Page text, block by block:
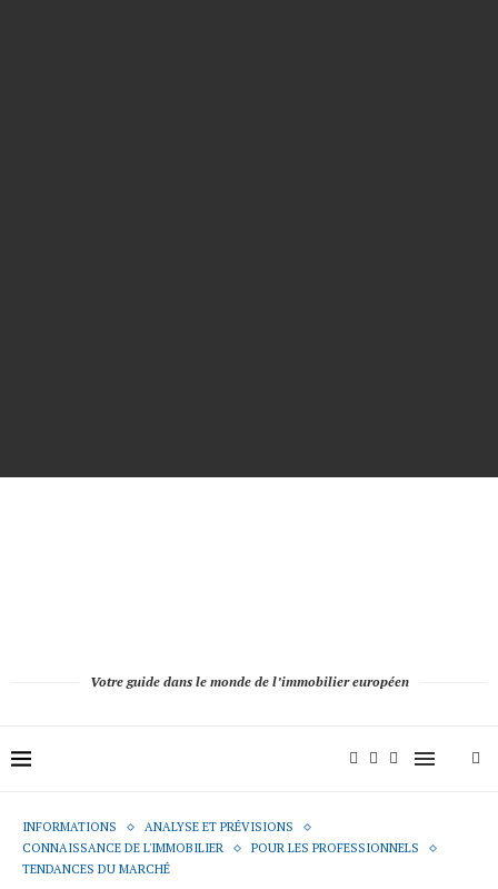
Votre guide dans le monde de l’immobilier européen
INFORMATIONS
ANALYSE ET PRÉVISIONS
CONNAISSANCE DE L'IMMOBILIER
POUR LES PROFESSIONNELS
TENDANCES DU MARCHÉ